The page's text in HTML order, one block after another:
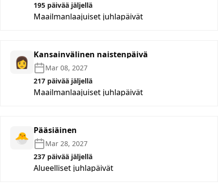
195 päivää jäljellä
Maailmanlaajuiset juhlapäivät
👩 Kansainvälinen naistenpäivä
Mar 08, 2027
217 päivää jäljellä
Maailmanlaajuiset juhlapäivät
🐣 Pääsiäinen
Mar 28, 2027
237 päivää jäljellä
Alueelliset juhlapäivät